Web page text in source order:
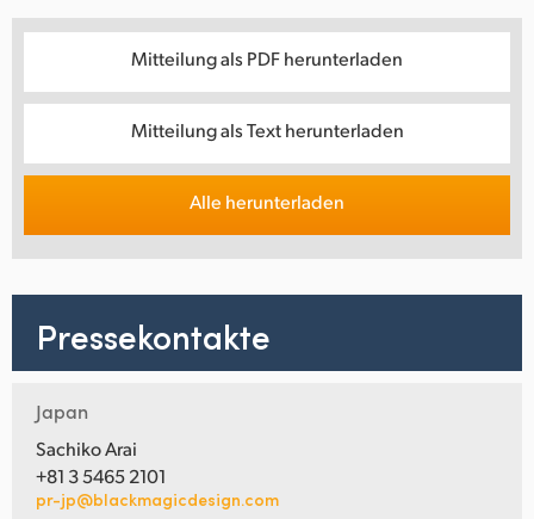
Mitteilung als PDF herunterladen
Mitteilung als Text herunterladen
Alle herunterladen
Pressekontakte
Japan
Sachiko Arai
+81 3 5465 2101
pr-jp@blackmagicdesign.com